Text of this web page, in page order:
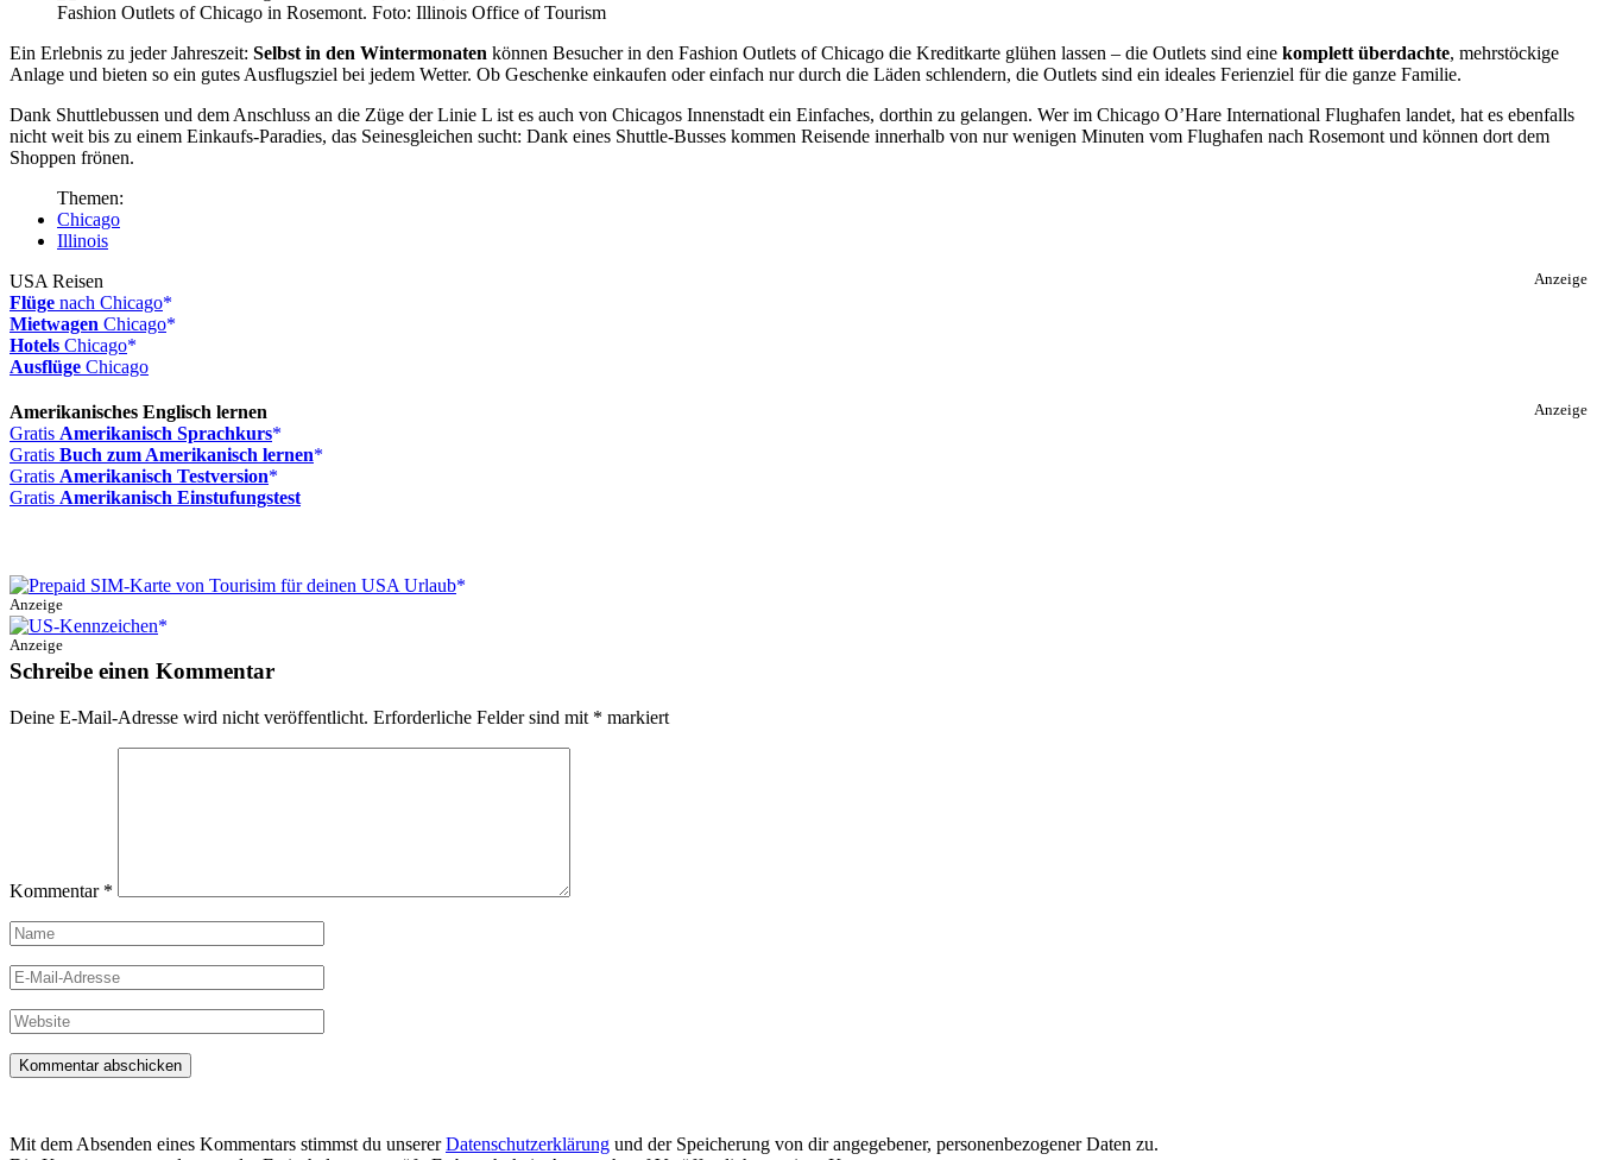
Fashion Outlets of Chicago in Rosemont. Foto: Illinois Office of Tourism
Ein Erlebnis zu jeder Jahreszeit: Selbst in den Wintermonaten können Besucher in den Fashion Outlets of Chicago die Kreditkarte glühen lassen – die Outlets sind eine komplett überdachte, mehrstöckige
Anlage und bieten so ein gutes Ausflugsziel bei jedem Wetter. Ob Geschenke einkaufen oder einfach nur durch die Läden schlendern, die Outlets sind ein ideales Ferienziel für die ganze Familie.
Dank Shuttlebussen und dem Anschluss an die Züge der Linie L ist es auch von Chicagos Innenstadt ein Einfaches, dorthin zu gelangen. Wer im Chicago O’Hare International Flughafen landet, hat es ebenfalls
nicht weit bis zu einem Einkaufs-Paradies, das Seinesgleichen sucht: Dank eines Shuttle-Busses kommen Reisende innerhalb von nur wenigen Minuten vom Flughafen nach Rosemont und können dort dem
Shoppen frönen.
Themen:
Chicago
Illinois
Anzeige
USA Reisen
Flüge nach Chicago
Mietwagen Chicago
Hotels Chicago
Ausflüge Chicago
Anzeige
Amerikanisches Englisch lernen
Gratis Amerikanisch Sprachkurs
Gratis Buch zum Amerikanisch lernen
Gratis Amerikanisch Testversion
Gratis Amerikanisch Einstufungstest
Anzeige
Anzeige
Schreibe einen Kommentar
Deine E-Mail-Adresse wird nicht veröffentlicht. Erforderliche Felder sind mit * markiert
Kommentar *
Name
E-
Mail-
Adresse
Website
Mit dem Absenden eines Kommentars stimmst du unsererDatenschutzerklärung und der Speicherung von dir angegebener, personenbezogener Daten zu.